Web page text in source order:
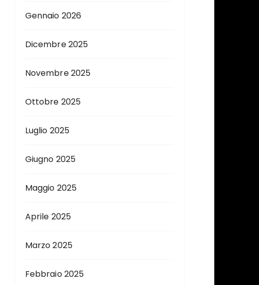
Gennaio 2026
Dicembre 2025
Novembre 2025
Ottobre 2025
Luglio 2025
Giugno 2025
Maggio 2025
Aprile 2025
Marzo 2025
Febbraio 2025